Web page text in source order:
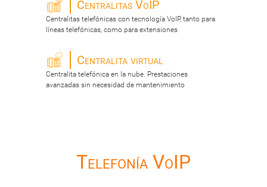
Centralitas VoIP
Centralitas telefónicas con tecnología VoIP, tanto para
líneas telefónicas, como para extensiones
Centralita virtual
Centralita telefónica en la nube. Prestaciones
avanzadas sin necesidad de mantenimiento
Telefonía VoIP